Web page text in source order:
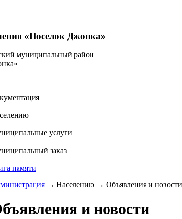
«Поселок Джонка»
муниципальный район
услуги
заказ
памяти
→ Населению → Объявления и новости
и новости